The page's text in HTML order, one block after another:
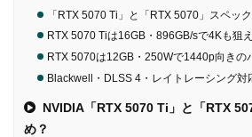
「RTX 5070 Ti」と「RTX 5070」スペッ
RTX 5070 Tiは16GB・896GB/sで4Kも狙
RTX 5070は12GB・250Wで1440p向きの
Blackwell・DLSS 4・レイトレーシング対
NVIDIA「RTX 5070 Ti」と「RTX
め？